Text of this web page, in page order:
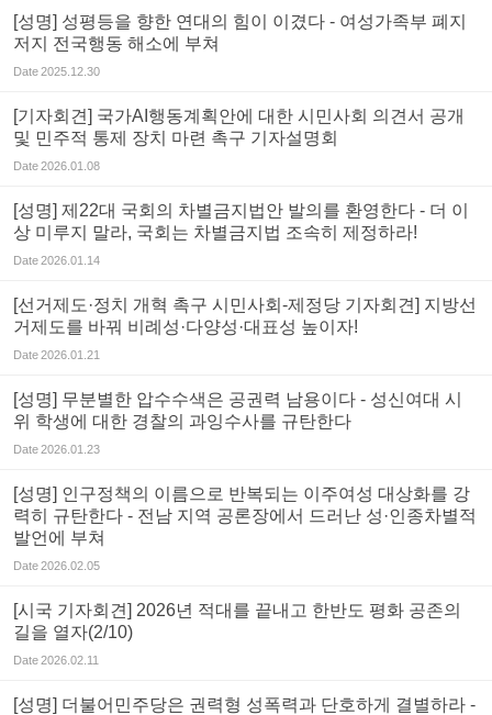
[성명] 성평등을 향한 연대의 힘이 이겼다 - 여성가족부 폐지
저지 전국행동 해소에 부쳐
Date2025.12.30
[기자회견] 국가AI행동계획안에 대한 시민사회 의견서 공개
및 민주적 통제 장치 마련 촉구 기자설명회
Date2026.01.08
[성명] 제22대 국회의 차별금지법안 발의를 환영한다 - 더 이
상 미루지 말라, 국회는 차별금지법 조속히 제정하라!
Date2026.01.14
[선거제도·정치 개혁 촉구 시민사회-제정당 기자회견] 지방선
거제도를 바꿔 비례성·다양성·대표성 높이자!
Date2026.01.21
[성명] 무분별한 압수수색은 공권력 남용이다 - 성신여대 시
위 학생에 대한 경찰의 과잉수사를 규탄한다
Date2026.01.23
[성명] 인구정책의 이름으로 반복되는 이주여성 대상화를 강
력히 규탄한다 - 전남 지역 공론장에서 드러난 성·인종차별적
발언에 부쳐
Date2026.02.05
[시국 기자회견] 2026년 적대를 끝내고 한반도 평화 공존의
길을 열자(2/10)
Date2026.02.11
[성명] 더불어민주당은 권력형 성폭력과 단호하게 결별하라 -